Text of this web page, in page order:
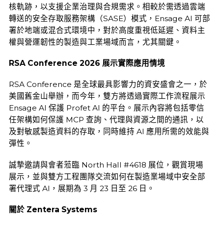
核軌跡，以支援企業治理與合規需求。相較於需透過雲端
轉送的安全存取服務架構（SASE）模式，Ensage AI 可部
署於地端或混合式環境中，對於高度重視低延遲、資料主
權與營運韌性的製造與工業場域而言，尤其關鍵。
RSA Conference 2026 展示實際應用情境
RSA Conference 是全球最具影響力的資安盛會之一，於
美國舊金山舉辦，而今年，雙方將透過實際工作流程展示
Ensage AI 保護 Profet AI 的平台。展示內容將包括零信
任架構如何保護 MCP 查詢、代理與資源之間的通訊，以
及對敏感製造資料的存取，同時維持 AI 應用所需的效能與
彈性。
誠摯邀請與會者蒞臨 North Hall #4618 展位，觀賞現場
展示，並與雙方工程團隊交流如何在製造業場域中安全部
署代理式 AI，展期為 3 月 23 日至 26 日。
關於 Zentera Systems